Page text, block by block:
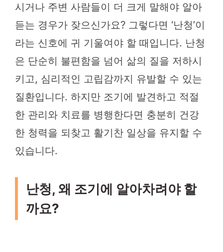
시거나 주변 사람들이 더 크게 말해야 알아
듣는 경우가 잦으신가요? 그렇다면 ‘난청’이
라는 신호에 귀 기울여야 할 때입니다. 난청
은 단순히 불편함을 넘어 삶의 질을 저하시
키고, 심리적인 고립감까지 유발할 수 있는
질환입니다. 하지만 조기에 발견하고 적절
한 관리와 치료를 병행한다면 충분히 건강
한 청력을 되찾고 활기찬 일상을 유지할 수
있습니다.
난청, 왜 조기에 알아차려야 할
까요?